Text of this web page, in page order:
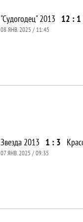
"Судогодец" 2013 12 : 1
08 ЯНВ. 2025 / 11:45
Звезда 2013 1 : 3
07 ЯНВ. 2025 / 09:35